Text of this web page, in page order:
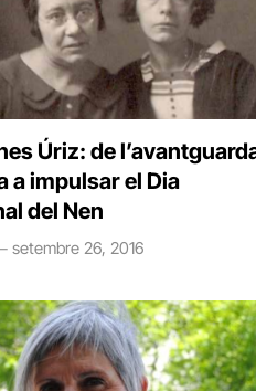
Úriz: de
a impulsar el Dia
del Nen
setembre 26, 2016